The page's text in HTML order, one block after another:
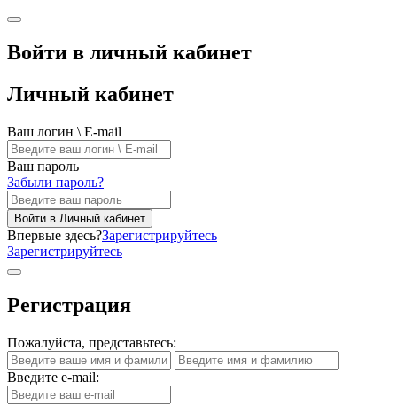
Войти в личный кабинет
Личный кабинет
Ваш логин \ E-mail
Ваш пароль
Забыли пароль?
Войти в Личный кабинет
Впервые здесь?Зарегистрируйтесь
Зарегистрируйтесь
Регистрация
Пожалуйста, представьтесь:
Введите e-mail: